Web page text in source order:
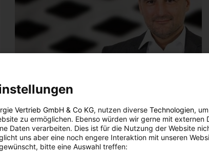
Vertrieb GmbH & Co KG, nutzen diverse Technologien,
zu ermöglichen. Ebenso würden wir gerne mit externen
Daten verarbeiten. Dies ist für die Nutzung der Website
uns aber eine noch engere Interaktion mit unseren
bitte eine Auswahl treffen: